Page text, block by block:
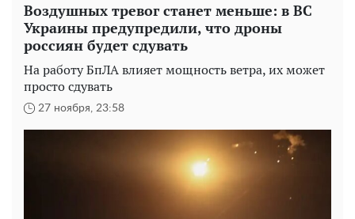
Воздушных тревог станет меньше: в ВС
Украины предупредили, что дроны
россиян будет сдувать
На работу БпЛА влияет мощность ветра, их может
просто сдувать
27 ноября, 23:58